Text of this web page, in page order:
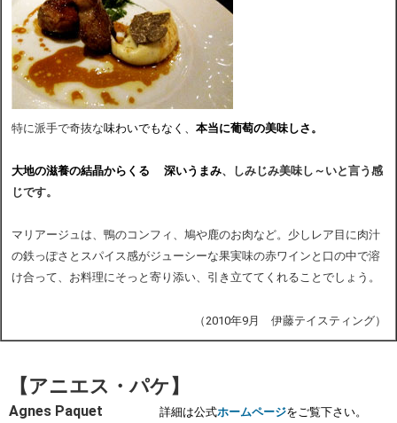
特に派手で奇抜な味わいでもなく、 本当に葡萄の美味しさ。
大地の滋養の結晶からくる 深いうまみ、しみじみ美味し～いと言う感
じです。
マリアージュは、鴨のコンフィ、鳩や鹿のお肉など。少しレア目に肉汁
の鉄っぽさとスパイス感がジューシーな果実味の赤ワインと口の中で溶
け合って、お料理にそっと寄り添い、引き立ててくれることでしょう。
（2010年9月 伊藤テイスティング）
【アニエス・パケ 】
Agnes Paquet 詳細は公式ホームページをご覧下さい。